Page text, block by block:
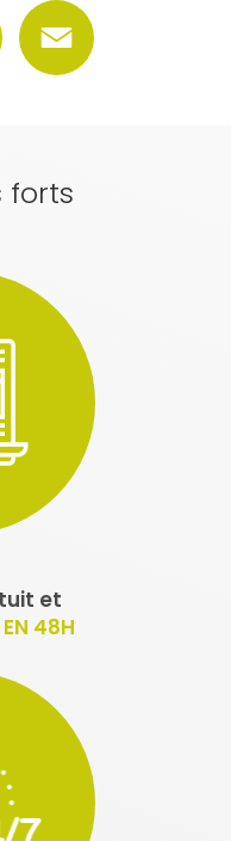
forts
et
EN 48H